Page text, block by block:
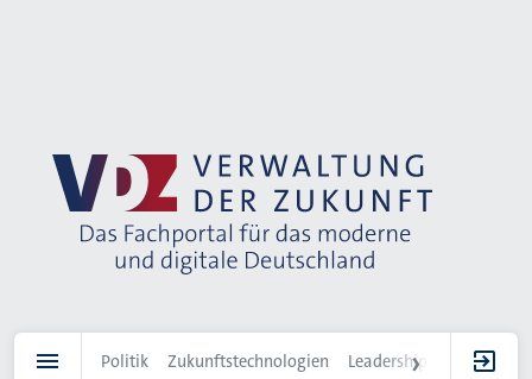
Politik Zukunftstechnologien Leadership IT-